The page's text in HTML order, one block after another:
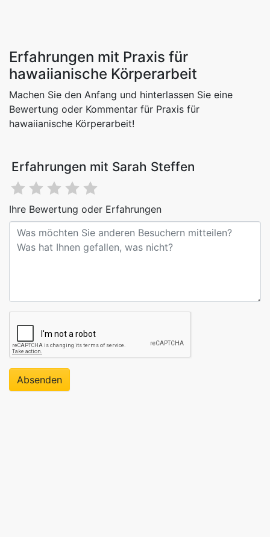
Erfahrungen mit Praxis für
hawaiianische Körperarbeit
Machen Sie den Anfang und hinterlassen Sie eine
Bewertung oder Kommentar für Praxis für
hawaiianische Körperarbeit!
Erfahrungen mit Sarah Steffen
Ihre Bewertung oder Erfahrungen